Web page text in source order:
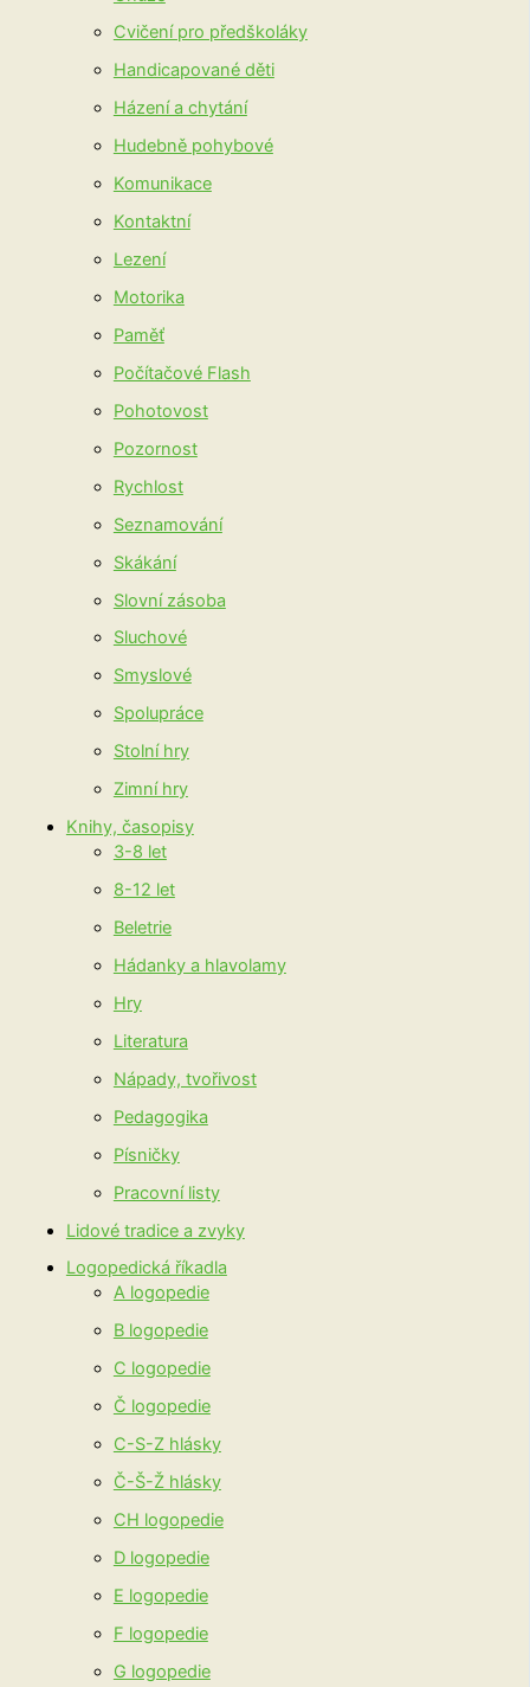
Cvičení pro předškoláky
Handicapované děti
Házení a chytání
Hudebně pohybové
Komunikace
Kontaktní
Lezení
Motorika
Paměť
Počítačové Flash
Pohotovost
Pozornost
Rychlost
Seznamování
Skákání
Slovní zásoba
Sluchové
Smyslové
Spolupráce
Stolní hry
Zimní hry
Knihy, časopisy
3-8 let
8-12 let
Beletrie
Hádanky a hlavolamy
Hry
Literatura
Nápady, tvořivost
Pedagogika
Písničky
Pracovní listy
Lidové tradice a zvyky
Logopedická říkadla
A logopedie
B logopedie
C logopedie
Č logopedie
C-S-Z hlásky
Č-Š-Ž hlásky
CH logopedie
D logopedie
E logopedie
F logopedie
G logopedie